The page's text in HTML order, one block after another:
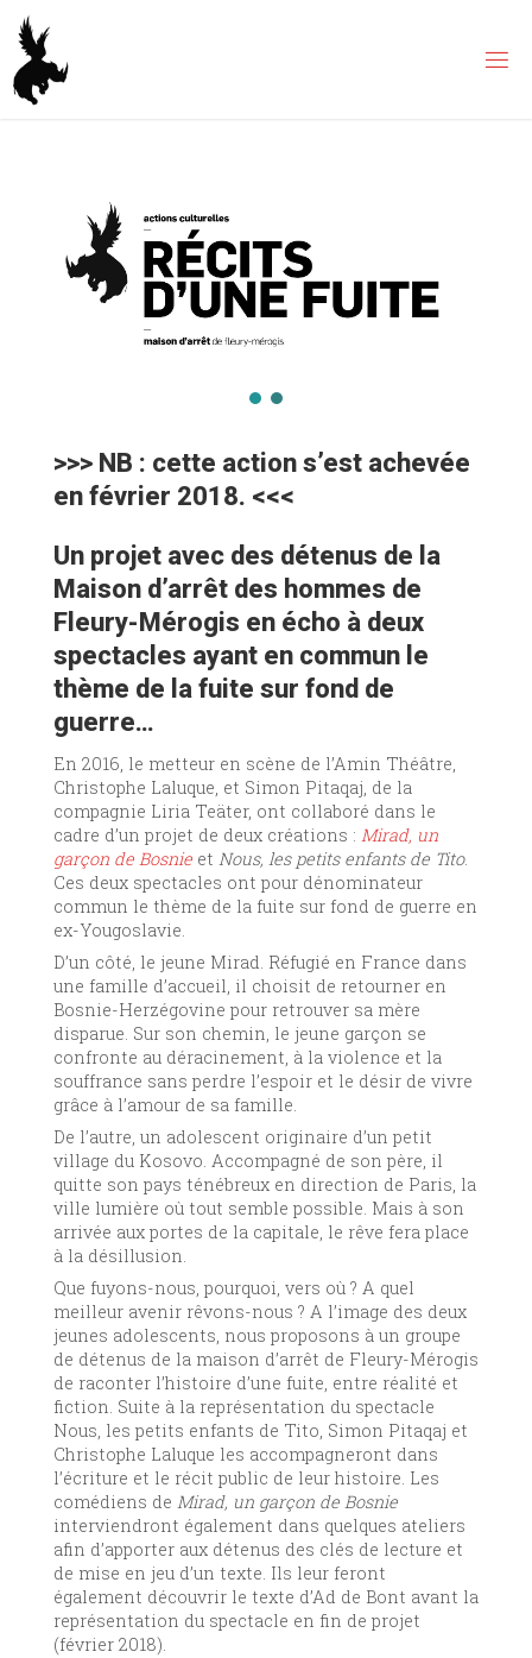
Skip
content
>>> NB : cette action s’est achevée
en février 2018. <<<
Un projet avec des détenus de la
Maison d’arrêt des hommes de
Fleury-Mérogis en écho à deux
spectacles ayant en commun le
thème de la fuite sur fond de
guerre…
En 2016, le metteur en scène de l’Amin Théâtre,
Christophe Laluque, et Simon Pitaqaj, de la
compagnie Liria Teäter, ont collaboré dans le
cadre d’un projet de deux créations : Mirad, un
garçon de Bosnieet Nous, les petits enfants de Tito.
Ces deux spectacles ont pour dénominateur
commun le thème de la fuite sur fond de guerre en
ex-Yougoslavie.
D’un côté, le jeune Mirad. Réfugié en France dans
une famille d’accueil, il choisit de retourner en
Bosnie-Herzégovine pour retrouver sa mère
disparue. Sur son chemin, le jeune garçon se
confronte au déracinement, à la violence et la
souffrance sans perdre l’espoir et le désir de vivre
grâce à l’amour de sa famille.
De l’autre, un adolescent originaire d’un petit
village du Kosovo. Accompagné de son père, il
quitte son pays ténébreux en direction de Paris, la
ville lumière où tout semble possible. Mais à son
arrivée aux portes de la capitale, le rêve fera place
à la désillusion.
Que fuyons-nous, pourquoi, vers où ? A quel
meilleur avenir rêvons-nous ? A l’image des deux
jeunes adolescents, nous proposons à un groupe
de détenus de la maison d’arrêt de Fleury-Mérogis
de raconter l’histoire d’une fuite, entre réalité et
fiction. Suite à la représentation du spectacle
Nous, les petits enfants de Tito, Simon Pitaqaj et
Christophe Laluque les accompagneront dans
l’écriture et le récit public de leur histoire. Les
comédiens de Mirad, un garçon de Bosnie
interviendront également dans quelques ateliers
afin d’apporter aux détenus des clés de lecture et
de mise en jeu d’un texte. Ils leur feront
également découvrir le texte d’Ad de Bont avant la
représentation du spectacle en fin de projet
(février 2018).